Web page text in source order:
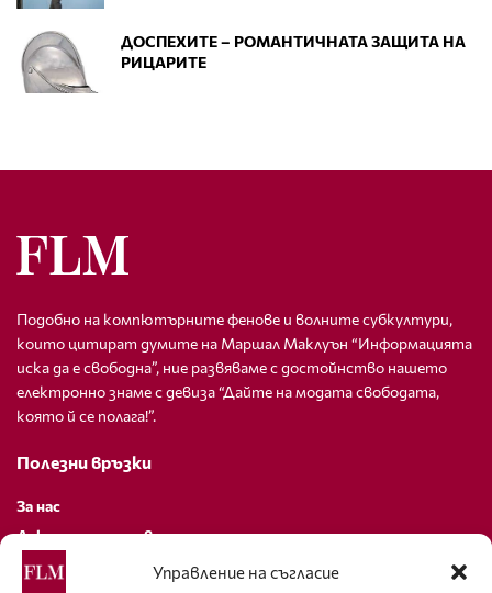
Управление на съгласие
ДОСПЕХИТЕ – РОМАНТИЧНАТА ЗАЩИТА НА
РИЦАРИТЕ
Подобно на компютърните фенове и волните субкултури,
които цитират думите на Маршал Маклуън “Информацията
иска да е свободна”, ние развяваме с достойнство нашето
електронно знаме с девиза “Дайте на модата свободата,
която й се полага!”.
Полезни връзки
За нас
Декларация за поверителност
Политика за бисквитки